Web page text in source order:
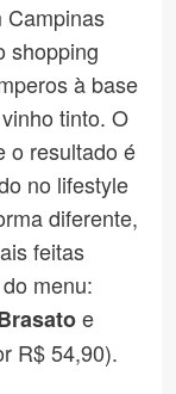
Campinas
shopping
à base
tinto. O
o resultado é
no lifestyle
diferente,
feitas
menu:
e
R$ 54,90).